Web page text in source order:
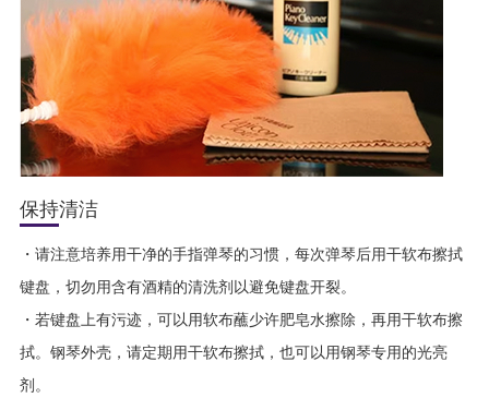
保持清洁
・请注意培养用干净的手指弹琴的习惯，每次弹琴后用干软布擦拭
键盘，切勿用含有酒精的清洗剂以避免键盘开裂。
・若键盘上有污迹，可以用软布蘸少许肥皂水擦除，再用干软布擦
拭。钢琴外壳，请定期用干软布擦拭，也可以用钢琴专用的光亮
剂。